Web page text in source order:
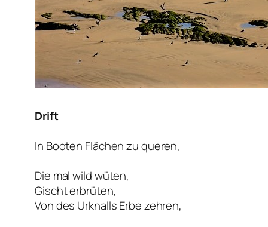
Drift
In Booten Flächen zu queren,
Die mal wild wüten,
Gischt erbrüten,
Von des Urknalls Erbe zehren,